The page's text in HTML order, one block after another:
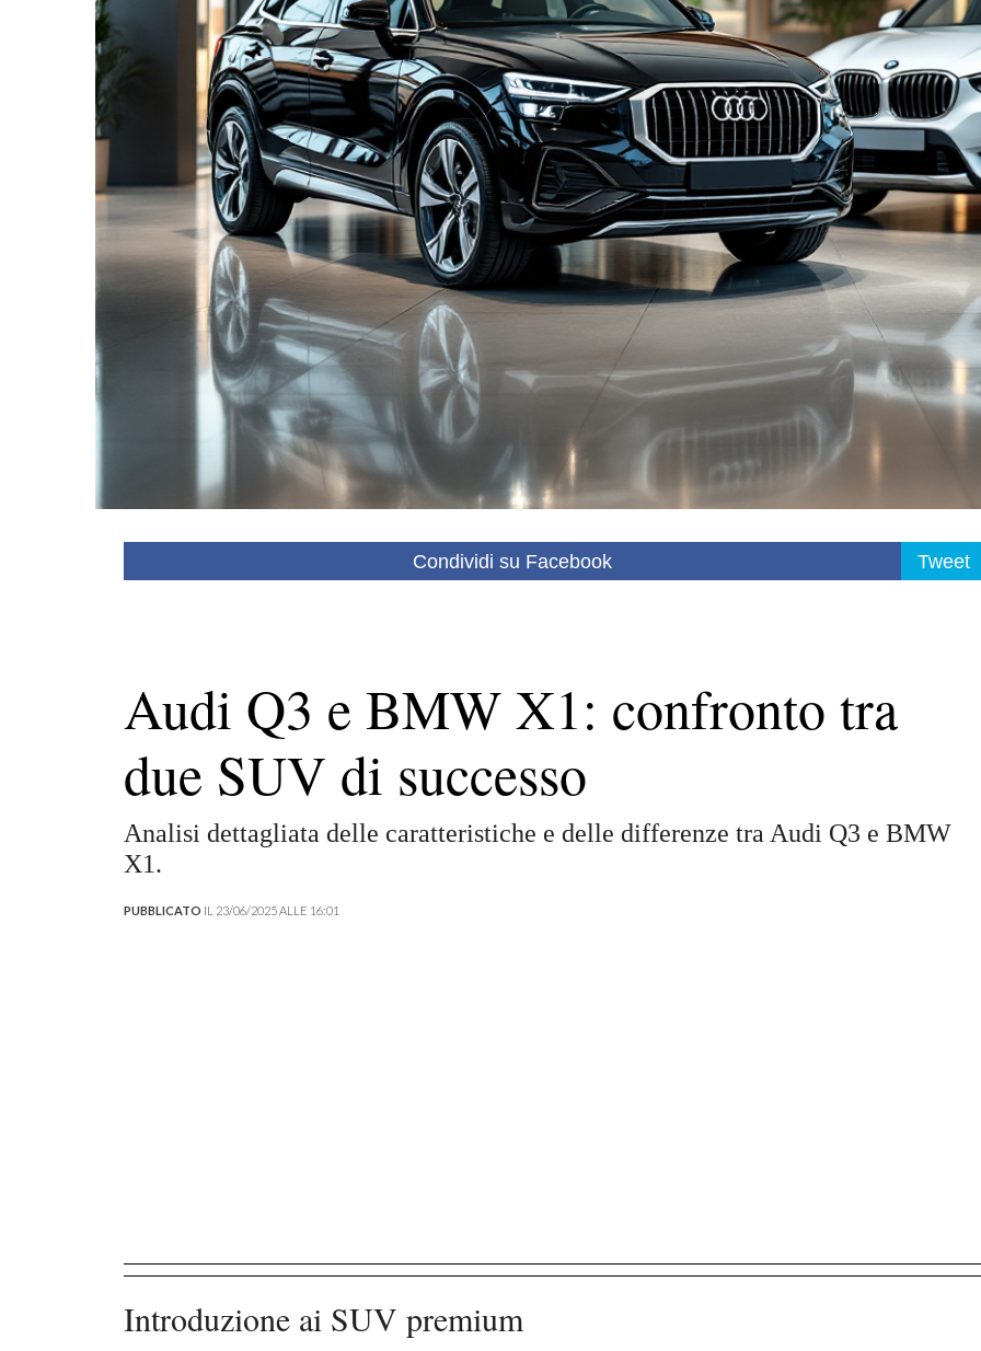
Condividi su Facebook Tweet
Audi Q3 e BMW X1: confronto tra
due SUV di successo
Analisi dettagliata delle caratteristiche e delle differenze tra Audi Q3 e BMW
X1.
PUBBLICATO IL 23/06/2025 ALLE 16:01
Introduzione ai SUV premium